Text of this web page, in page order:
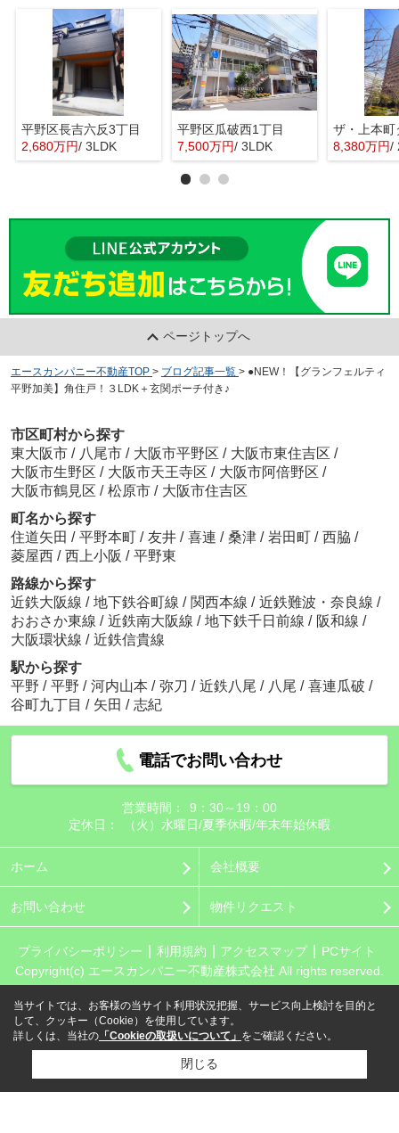
平野区長吉六反3丁目
2,680万円/ 3LDK
平野区瓜破西1丁目
7,500万円/ 3LDK
ザ・上本町
8,380万円/
ページトップへ
エースカンパニー不動産TOP > ブログ記事一覧 > ●NEW！【グランフェルティ
平野加美】角住戸！３LDK＋玄関ポーチ付き♪
市区町村から探す
東大阪市 / 八尾市 / 大阪市平野区 / 大阪市東住吉区 /
大阪市生野区 / 大阪市天王寺区 / 大阪市阿倍野区 /
大阪市鶴見区 / 松原市 / 大阪市住吉区
町名から探す
住道矢田 / 平野本町 / 友井 / 喜連 / 桑津 / 岩田町 / 西脇 /
菱屋西 / 西上小阪 / 平野東
路線から探す
近鉄大阪線 / 地下鉄谷町線 / 関西本線 / 近鉄難波・奈良線 /
おおさか東線 / 近鉄南大阪線 / 地下鉄千日前線 / 阪和線 /
大阪環状線 / 近鉄信貴線
駅から探す
平野 / 平野 / 河内山本 / 弥刀 / 近鉄八尾 / 八尾 / 喜連瓜破 /
谷町九丁目 / 矢田 / 志紀
電話でお問い合わせ
営業時間：
9：30～19：00
定休日：
（火）水曜日/夏季休暇/年末年始休暇
ホーム 会社概要
お問い合わせ 物件リクエスト
プライバシーポリシー 利用規約 アクセスマップ
PCサイト
Copyright(c) エースカンパニー不動産株式会社 All rights reserved.
当サイトでは、お客様の当サイト利用状況把握、サービス向上検討を目的と
して、クッキー（Cookie）を使用しています。
詳しくは、当社の 「Cookieの取扱いについて」 をご確認ください。
閉じる